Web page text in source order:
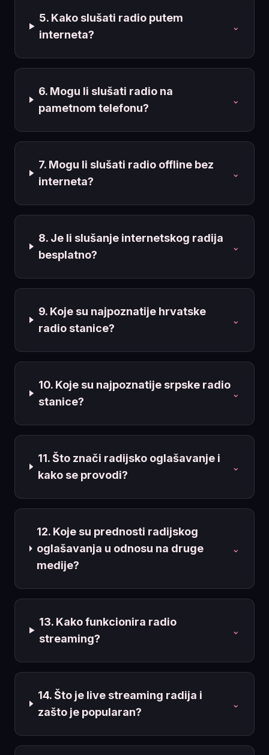
5. Kako slušati radio putem
interneta?
⌄
6. Mogu li slušati radio na
pametnom telefonu?
⌄
7. Mogu li slušati radio offline bez
interneta?
⌄
8. Je li slušanje internetskog radija
besplatno?
⌄
9. Koje su najpoznatije hrvatske
radio stanice?
⌄
10. Koje su najpoznatije srpske radio
stanice?
⌄
11. Što znači radijsko oglašavanje i
kako se provodi?
⌄
12. Koje su prednosti radijskog
oglašavanja u odnosu na druge
medije?
⌄
13. Kako funkcionira radio
streaming?
⌄
14. Što je live streaming radija i
zašto je popularan?
⌄